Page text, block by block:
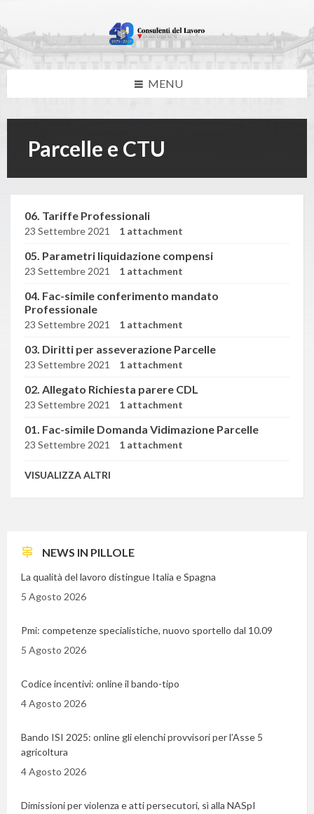
content
left
sidebar
right
sidebar
footer
MENU
Parcelle e CTU
06. Tariffe Professionali
23 Settembre 2021 1 attachment
05. Parametri liquidazione compensi
23 Settembre 2021 1 attachment
04. Fac-simile conferimento mandato
Professionale
23 Settembre 2021 1 attachment
03. Diritti per asseverazione Parcelle
23 Settembre 2021 1 attachment
02. Allegato Richiesta parere CDL
23 Settembre 2021 1 attachment
01. Fac-simile Domanda Vidimazione Parcelle
23 Settembre 2021 1 attachment
VISUALIZZA ALTRI
NEWS IN PILLOLE
La qualità del lavoro distingue Italia e Spagna
5 Agosto 2026
Pmi: competenze specialistiche, nuovo sportello dal 10.09
5 Agosto 2026
Codice incentivi: online il bando-tipo
4 Agosto 2026
Bando ISI 2025: online gli elenchi provvisori per l’Asse 5
agricoltura
4 Agosto 2026
Dimissioni per violenza e atti persecutori, sì alla NASpI